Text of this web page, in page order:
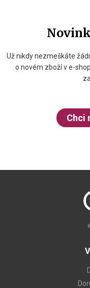
Už nikdy nezmeškáte
o novém zboží v e-
Chci